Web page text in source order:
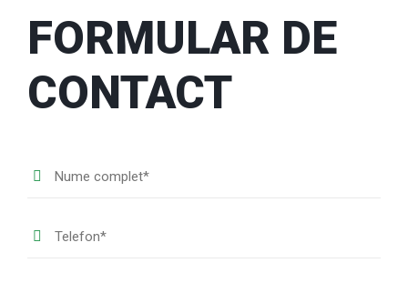
FORMULAR DE
CONTACT